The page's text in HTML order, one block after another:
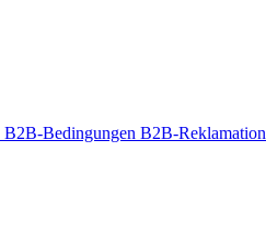
B2B-Bedingungen B2B-Reklamation